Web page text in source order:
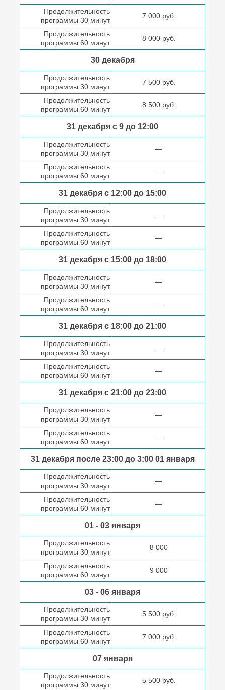
Продолжительность
программы 30 минут
7 000 руб.
Продолжительность
программы 60 минут
8 000 руб.
30 декабря
Продолжительность
программы 30 минут
7 500 руб.
Продолжительность
программы 60 минут
8 500 руб.
31 декабря с 9 до 12:00
Продолжительность
программы 30 минут
—
Продолжительность
программы 60 минут
—
31 декабря с 12:00 до 15:00
Продолжительность
программы 30 минут
—
Продолжительность
программы 60 минут
—
31 декабря с 15:00 до 18:00
Продолжительность
программы 30 минут
—
Продолжительность
программы 60 минут
—
31 декабря с 18:00 до 21:00
Продолжительность
программы 30 минут
—
Продолжительность
программы 60 минут
—
31 декабря с 21:00 до 23:00
Продолжительность
программы 30 минут
—
Продолжительность
программы 60 минут
—
31 декабря после23:00 до 3:0001 января
Продолжительность
программы 30 минут
—
Продолжительность
программы 60 минут
—
01 - 03 января
Продолжительность
программы 30 минут
8 000
Продолжительность
программы 60 минут
9 000
03 - 06 января
Продолжительность
программы 30 минут
5 500 руб.
Продолжительность
программы 60 минут
7 000 руб.
07 января
Продолжительность
программы 30 минут
5 500 руб.